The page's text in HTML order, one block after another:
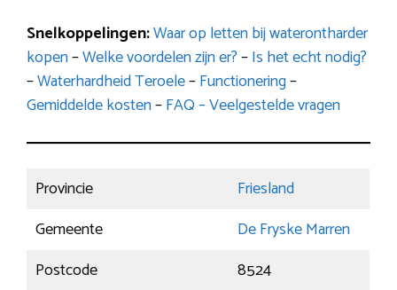
Snelkoppelingen:Waar op letten bij waterontharder
kopen–Welke voordelen zijn er?–Is het echt nodig?
–Waterhardheid Teroele–Functionering–
Gemiddelde kosten–FAQ – Veelgestelde vragen
Provincie
Friesland
Gemeente
De Fryske Marren
Postcode
8524